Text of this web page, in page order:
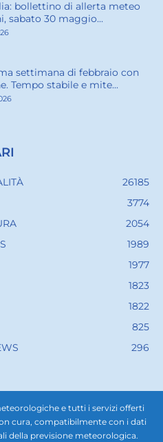
bollettino di allerta meteo
sabato 30 maggio...
settimana di febbraio con
Tempo stabile e mite...
26185
3774
2054
1989
1977
1823
1822
825
296
e tutti i servizi offerti
cura, compatibilmente con i dati
della previsione meteorologica.